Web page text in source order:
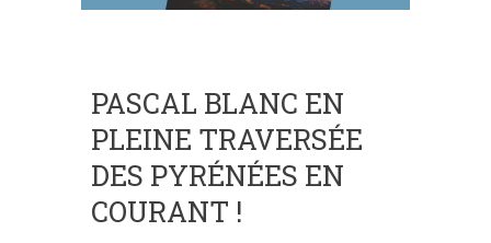
PASCAL BLANC EN
PLEINE TRAVERSÉE
DES PYRÉNÉES EN
COURANT !